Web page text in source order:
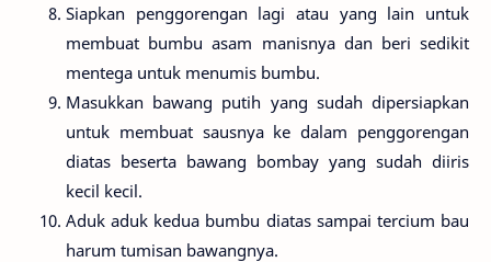
Siapkan penggorengan lagi atau yang lain untuk
membuat bumbu asam manisnya dan beri sedikit
mentega untuk menumis bumbu.
Masukkan bawang putih yang sudah dipersiapkan
untuk membuat sausnya ke dalam penggorengan
diatas beserta bawang bombay yang sudah diiris
kecil kecil.
Aduk aduk kedua bumbu diatas sampai tercium bau
harum tumisan bawangnya.